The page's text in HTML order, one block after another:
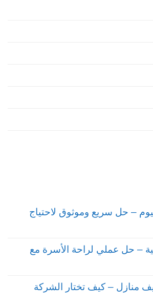
– حل سريع وموثوق لاحتياج
– حل عملي لراحة الأسرة مع
منازل – كيف تختار الشركة